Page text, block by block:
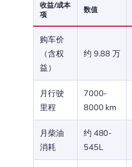
收益/成本
项
数值
购车价
（含权
益）
约 9.88 万
月行驶
里程
7000-
8000 km
月柴油
消耗
约 480-
545L